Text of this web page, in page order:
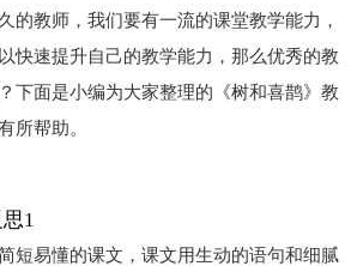
的教师，我们要有一流的课堂教学能力，
快速提升自己的教学能力，那么优秀的教
下面是小编为大家整理的《树和喜鹊》教
所帮助。
1
短易懂的课文，课文用生动的语句和细腻